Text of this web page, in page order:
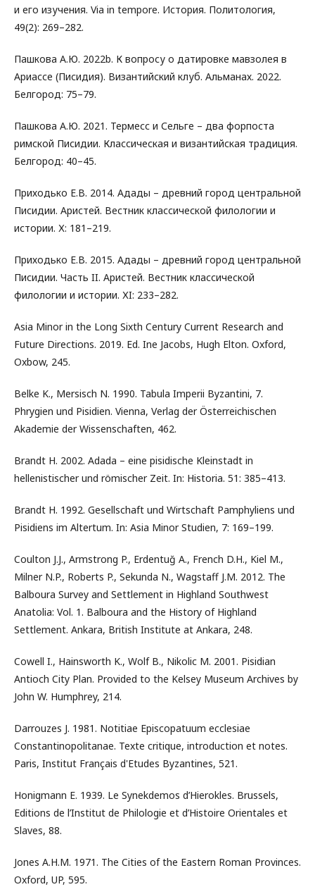
и его изучения. Via in tempore. История. Политология,
49(2): 269–282.
Пашкова А.Ю. 2022b. К вопросу о датировке мавзолея в
Ариассе (Писидия). Византийский клуб. Альманах. 2022.
Белгород: 75–79.
Пашкова А.Ю. 2021. Термесс и Сельге – два форпоста
римской Писидии. Классическая и византийская традиция.
Белгород: 40–45.
Приходько Е.В. 2014. Адады – древний город центральной
Писидии. Аристей. Вестник классической филологии и
истории. Х: 181–219.
Приходько Е.В. 2015. Адады – древний город центральной
Писидии. Часть II. Аристей. Вестник классической
филологии и истории. ХI: 233–282.
Asia Minor in the Long Sixth Century Current Research and
Future Directions. 2019. Ed. Ine Jacobs, Hugh Elton. Oxford,
Oxbow, 245.
Belke K., Mersisch N. 1990. Tabula Imperii Byzantini, 7.
Phrygien und Pisidien. Vienna, Verlag der Österreichischen
Akademie der Wissenschaften, 462.
Brandt H. 2002. Adada – eine pisidische Kleinstadt in
hellenistischer und römischer Zeit. In: Historia. 51: 385–413.
Brandt H. 1992. Gesellschaft und Wirtschaft Pamphyliens und
Pisidiens im Altertum. In: Asia Minor Studien, 7: 169–199.
Coulton J.J., Armstrong P., Erdentuğ A., French D.H., Kiel M.,
Milner N.P., Roberts P., Sekunda N., Wagstaff J.M. 2012. The
Balboura Survey and Settlement in Highland Southwest
Anatolia: Vol. 1. Balboura and the History of Highland
Settlement. Ankara, British Institute at Ankara, 248.
Cowell I., Hainsworth K., Wolf B., Nikolic M. 2001. Pisidian
Antioch City Plan. Provided to the Kelsey Museum Archives by
John W. Humphrey, 214.
Darrouzes J. 1981. Notitiae Episcopatuum ecclesiae
Constantinopolitanae. Texte critique, introduction et notes.
Paris, Institut Français d'Etudes Byzantines, 521.
Honigmann E. 1939. Le Synekdemos d’Hierokles. Brussels,
Editions de l’Institut de Philologie et d’Histoire Orientales et
Slaves, 88.
Jones A.H.M. 1971. The Cities of the Eastern Roman Provinces.
Oxford, UP, 595.